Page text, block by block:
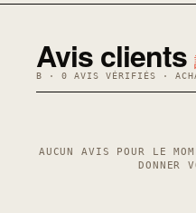
Avis clients
B · 0 AVIS VÉRIFIÉS ·
AUCUN AVIS POUR LE
DONNER